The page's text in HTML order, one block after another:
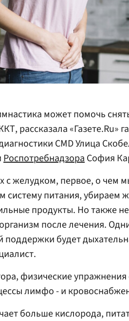
может помочь
рассказала «Газете.Ru»
CMD Улица
РоспотребнадзораСофия
с желудком, первое, о чем
систему питания, убираем
продукты. Но также
после лечения.
поддержки будет
физические
лимфо - и
больше кислорода,